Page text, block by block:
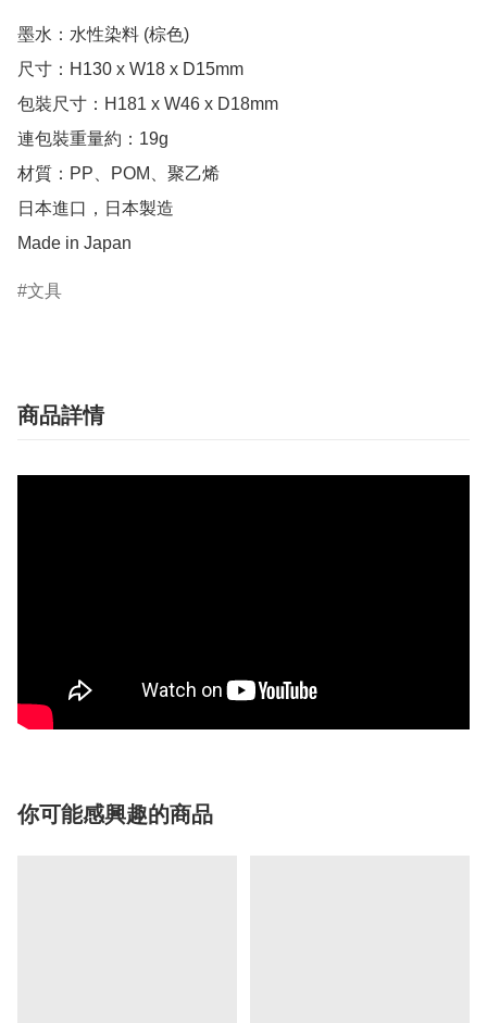
墨水：水性染料 (棕色)
尺寸：H130 x W18 x D15mm
包裝尺寸：H181 x W46 x D18mm
連包裝重量約：19g
材質：PP、POM、聚乙烯
日本進口，日本製造
Made in Japan
文具
商品詳情
你可能感興趣的商品